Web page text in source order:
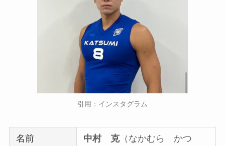
引用：インスタグラム
名前 中村 克（なかむら かつ